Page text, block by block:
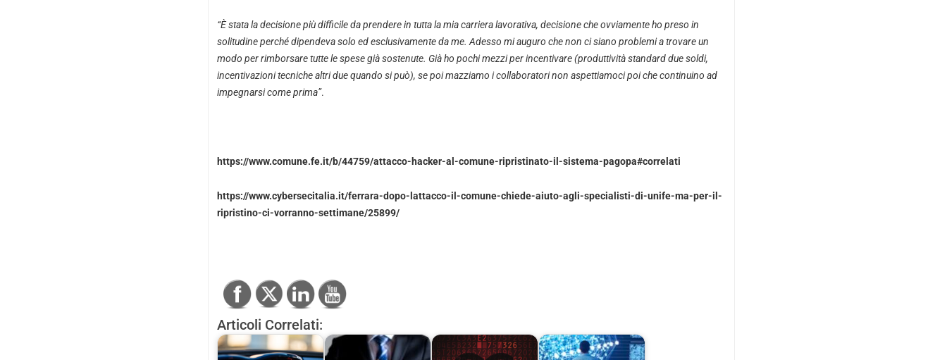
“È stata la decisione più difficile da prendere in tutta la mia carriera lavorativa, decisione che ovviamente ho preso in
solitudine perché dipendeva solo ed esclusivamente da me. Adesso mi auguro che non ci siano problemi a trovare un
modo per rimborsare tutte le spese già sostenute. Già ho pochi mezzi per incentivare (produttività standard due soldi,
incentivazioni tecniche altri due quando si può), se poi mazziamo i collaboratori non aspettiamoci poi che continuino ad
impegnarsi come prima”.
https://www.comune.fe.it/b/44759/attacco-hacker-al-comune-ripristinato-il-sistema-pagopa#correlati
https://www.cybersecitalia.it/ferrara-dopo-lattacco-il-comune-chiede-aiuto-agli-specialisti-di-unife-ma-per-il-
ripristino-ci-vorranno-settimane/25899/
Articoli Correlati: